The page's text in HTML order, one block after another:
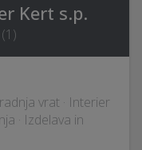
Kert s.p.
(1 )
vrat · Interier
· Izdelava in